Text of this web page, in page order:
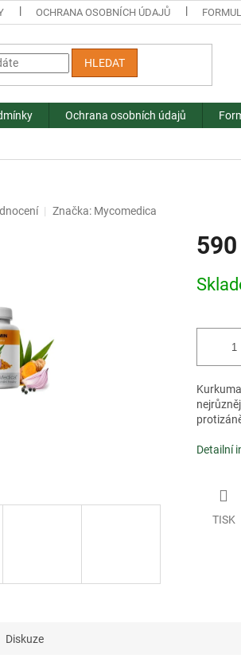
OCHRANA OSOBNÍCH ÚDAJŮ
HLEDAT
Ochrana osobních údajů
Značka: Mycomedica
cena:
Detailní
TISK
Diskuze